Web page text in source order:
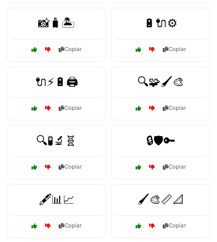
📸🧳🏝️
Copiar
🔋🔌⚙️
Copiar
🔌⚡🔋🖨️
Copiar
🔍🧩🖌️🎨
Copiar
🔍🧪🔬🧬
Copiar
🔒🛡️🔑
Copiar
🖋️📊📈
Copiar
🖌️🎨📏📐
Copiar